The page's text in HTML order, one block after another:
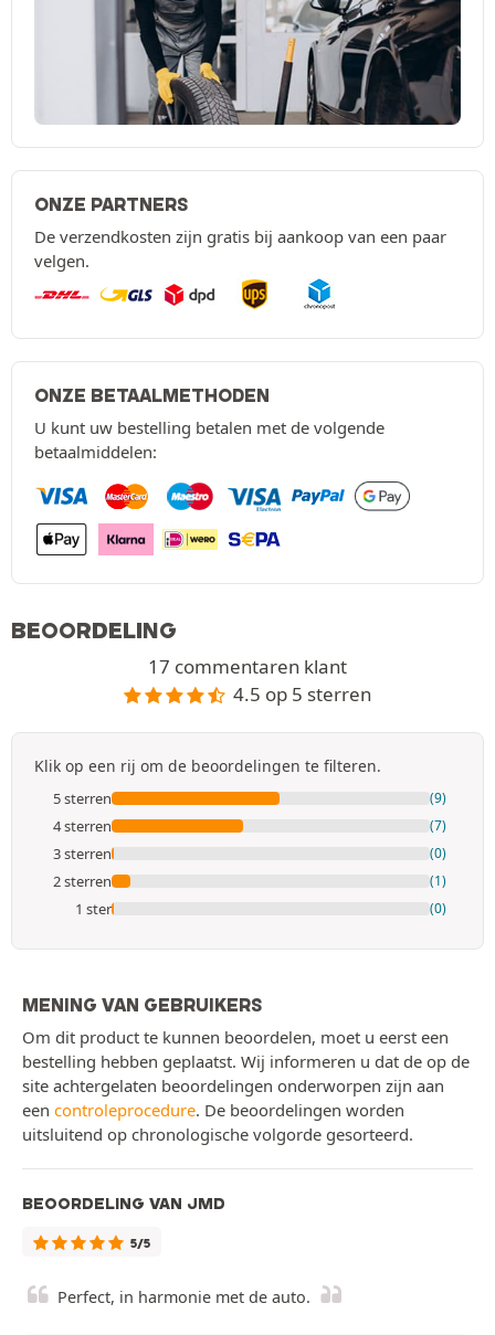
ONZE PARTNERS
De verzendkosten zijn gratis bij aankoop van een paar
velgen.
ONZE BETAALMETHODEN
U kunt uw bestelling betalen met de volgende
betaalmiddelen:
BEOORDELING
17 commentaren klant
4.5 op 5 sterren
Klik op een rij om de beoordelingen te filteren.
5 sterren (9)
4 sterren (7)
3 sterren (0)
2 sterren (1)
1 ster (0)
MENING VAN GEBRUIKERS
Om dit product te kunnen beoordelen, moet u eerst een
bestelling hebben geplaatst. Wij informeren u dat de op de
site achtergelaten beoordelingen onderworpen zijn aan
een controleprocedure. De beoordelingen worden
uitsluitend op chronologische volgorde gesorteerd.
BEOORDELING VAN JMD
5/5
Perfect, in harmonie met de auto.